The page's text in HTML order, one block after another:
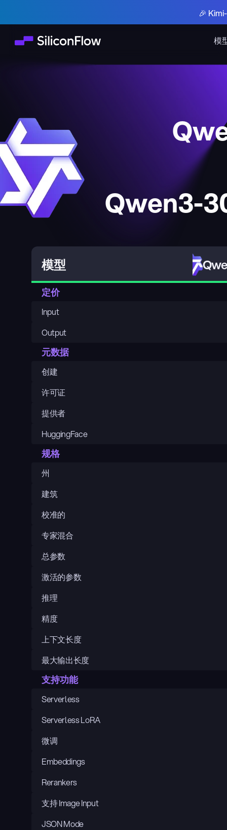
模
🎉
Qwen3-
模型
定价
Input
Output
元数据
创建
许可证
提供者
HuggingFace
规格
州
建筑
校准的
专家混合
总参数
激活的参数
推理
精度
上下文长度
最大输出长度
支持功能
Serverless
Serverless LoRA
微调
Embeddings
Rerankers
支持 Image Input
JSON Mode